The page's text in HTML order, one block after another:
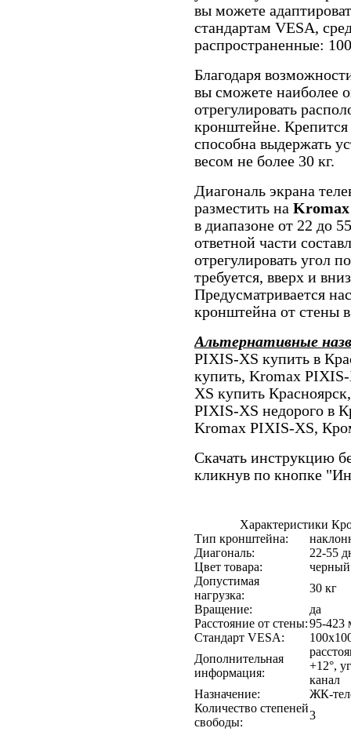
вы можете
стандартам VESA,
распространенные:
Благодаря
вы сможете наиболее
отрегулировать
кронштейне. Крепится
способна выдержать
весом не более 30 кг.
Диагональ экрана
разместить на
в диапазоне от 22 до
ответной части
отрегулировать угол
требуется, вверх и
Предусматривается
кронштейна от стены
Альтернативные
PIXIS-XS купить в
купить, Kromax
XS купить
PIXIS-XS недорого в
Kromax PIXIS-XS,
Скачать инструкцию
кликнув по кнопке
Характеристики
Тип кронштейна:
Диагональ:
22-55
Цвет товара:
черный
Допустимая
нагрузка:
30 кг
Вращение:
да
Расстояние от стены:95-423
Стандарт VESA:
Дополнительная
информация:
+12°,
канал
Назначение:
ЖК-
Количество степеней
свободы:
3